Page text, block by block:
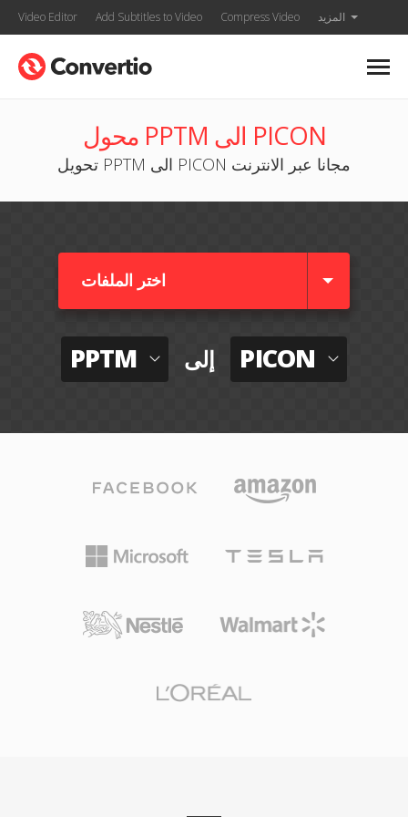
Video Editor Add Subtitles to Video Compress Video المزيد
محول PPTM الى PICON
تحويل PPTM الى PICON مجانا عبر الانترنت
اختر الملفات
PPTM إلى PICON